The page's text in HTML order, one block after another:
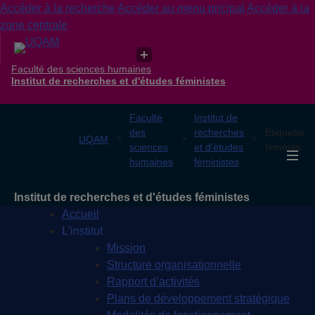
Accéder à la recherche Accéder au menu pricipal Accéder à la
zone centrale
Faculté des sciences humaines
Institut de recherches et d'études féministes
UQAM
Faculté
des
sciences
humaines
Institut de
recherches
et d'études
féministes
Étiquette :
femmes
Institut de recherches et d'études féministes
Accueil
L'institut
Mission
Structure organisationnelle
Rapport d’activités
Plans de développement stratégique